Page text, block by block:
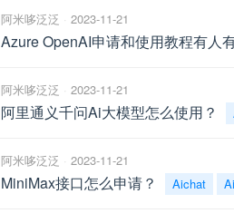
阿米哆泛泛 2023-11-21
Azure OpenAI申请和使用教程有人
阿米哆泛泛 2023-11-21
阿里通义千问Ai大模型怎么使用？
阿米哆泛泛 2023-11-21
MiniMax接口怎么申请？ Aichat